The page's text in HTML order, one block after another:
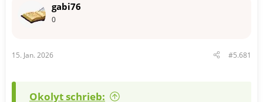
r
e
l
a
gabi76
0
15. Jan. 2026 #5.681
Okolyt schrieb: